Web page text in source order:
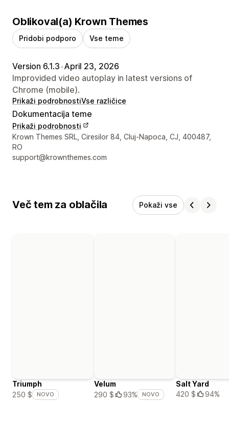
Oblikoval(a) Krown Themes
Pridobi podporo Vse teme
Version 6.1.3•April 23, 2026
Improvided video autoplay in latest versions of
Chrome (mobile).
Prikaži podrobnostiVse različice
Dokumentacija teme
Prikaži podrobnosti
Podatki za stik z oblikovalcem
Krown Themes SRL, Ciresilor 84, Cluj-Napoca, CJ, 400487,
RO
support@krownthemes.com
Več tem za oblačila Pokaži vse
Triumph
250 $
NOVO
Velum
290 $
93% NOVO
Salt Yard
420 $
94%